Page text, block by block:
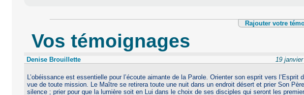
Rajouter votre
Vos témoignages
Denise Brouillette 19
L’obéissance est essentielle pour l’écoute aimante de la Parole. Orienter son esprit vers l’Esprit
vue de toute mission. Le Maître se retirera toute une nuit dans un endroit désert et prier Son
silence ; prier pour que la lumière soit en Lui dans le choix de ses disciples qui seront les